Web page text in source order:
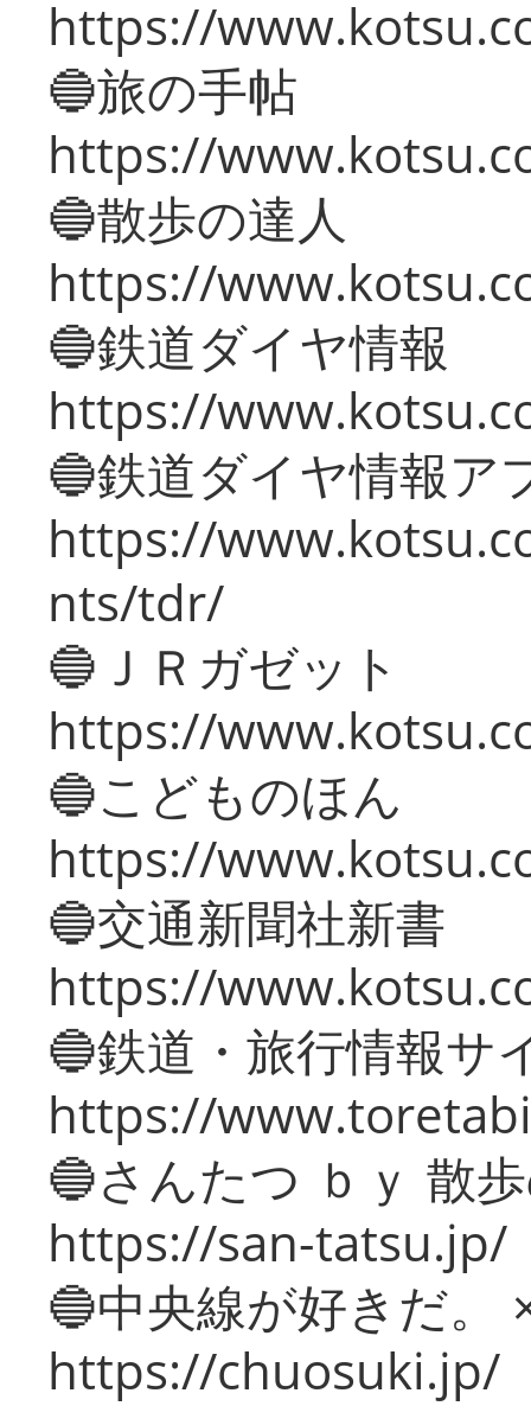
https://
🔵旅の手帖
https://
🔵散歩の達人
https://
🔵鉄道ダイヤ情報
https://
🔵鉄道ダイヤ情報ア
https://
nts/tdr/
🔵ＪＲガゼット
https://
🔵こどものほん
https://
🔵交通新聞社新書
https://
🔵鉄道・旅行情報サ
https://
🔵さんたつ ｂｙ 散
https://san-tatsu.jp/
🔵中央線が好きだ。
https://chuosuki.jp/